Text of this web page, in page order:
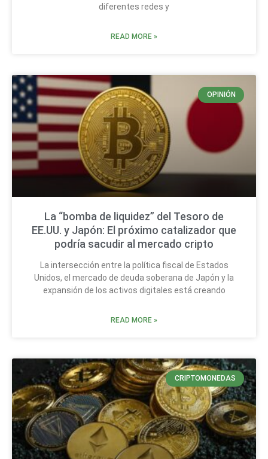
diferentes redes y
READ MORE »
OPINIÓN
La “bomba de liquidez” del Tesoro de
EE.UU. y Japón: El próximo catalizador que
podría sacudir al mercado cripto
La intersección entre la política fiscal de Estados
Unidos, el mercado de deuda soberana de Japón y la
expansión de los activos digitales está creando
READ MORE »
CRIPTOMONEDAS